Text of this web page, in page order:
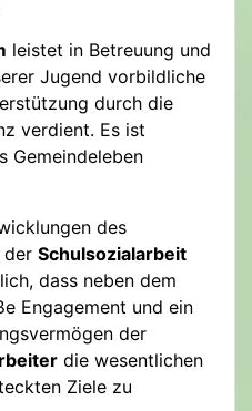
leistet in Betreuung und
Jugend vorbildliche
durch die
verdient. Es ist
Gemeindeleben
des
Schulsozialarbeit
dass neben dem
Engagement und ein
der
die wesentlichen
Ziele zu